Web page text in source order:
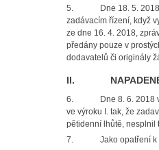
5. Dne 18. 5. 2018
zadávacím řízení, když
ze dne 16. 4. 2018,
předány pouze v
dodavatelů či originály
II. NAPADENÉ
6. Dne 8. 6. 2018
ve výroku I. tak, že
pětidenní lhůtě, nesplnil
7. Jako opatření k